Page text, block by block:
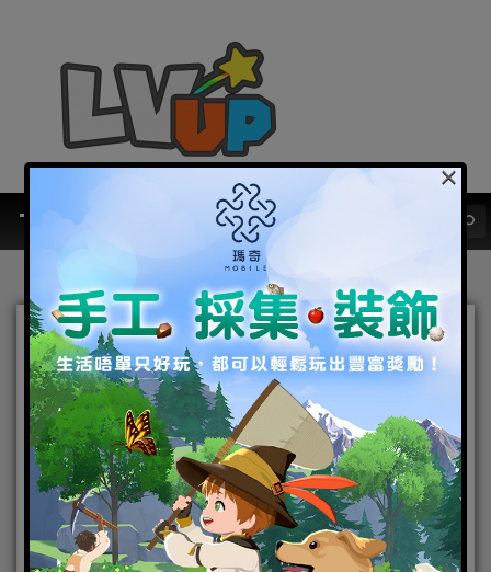
《犬夜叉-奈落之戰》大型改
版『決戰奈落城』新篇章開
啟！ 最強反派角色「SSR奈
落」登場！新副本、系統、
任務全面上線
2019-07-18|Android,IOS,好康活動 ,手機遊戲
犬夜叉-奈
落之戰
×